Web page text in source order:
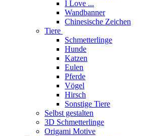
I Love ...
Wandbanner
Chinesische Zeichen
Tiere
Schmetterlinge
Hunde
Katzen
Eulen
Pferde
Vögel
Hirsch
Sonstige Tiere
Selbst gestalten
3D Schmetterlinge
Origami Motive